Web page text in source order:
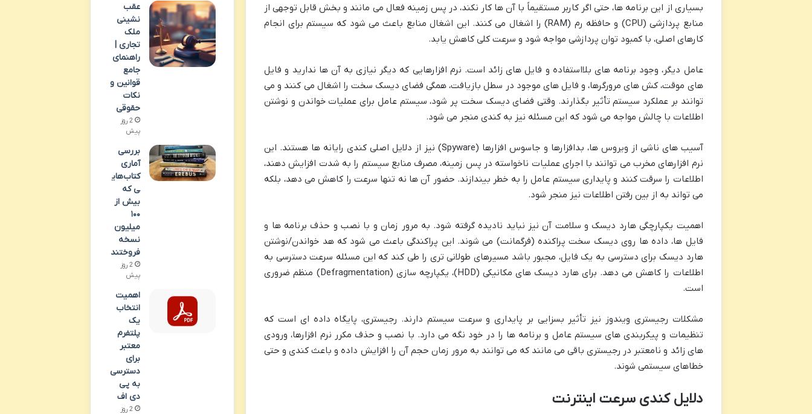
بسیاری از این برنامه ها، حتی اگر کاربر مستقیماً با آن ها کار نکند، در پس زمینه فعال می مانند و بخش قابل توجهی از
منابع پردازشی (CPU) و حافظه رم (RAM) را اشغال می کنند. این اشغال منابع باعث می شود که سیستم برای انجام
کارهای اصلی، با کمبود توان پردازشی مواجه شود و سرعت کلی کاهش یابد.
عامل دیگر، وجود برنامه های بلااستفاده و فایل های زائد است. نرم افزارهایی که دیگر نیازی به آن ها ندارید و فایل
های موقت، کش های مرورگرها، و فایل های موجود در سطل بازیافت، همگی فضای دیسک سخت را اشغال می کنند و می
توانند بر عملکرد سیستم تأثیر بگذارند. وقتی فضای دیسک سخت پر شود، سیستم عامل برای عملیات خواندن و نوشتن
اطلاعات با چالش مواجه می شود که این مسئله نیز به کندی منجر می شود.
آسیب های ناشی از ویروس ها، بدافزارها و جاسوس افزارها (Spyware) نیز از دلایل اصلی کندی رایانه ها هستند. این
نرم افزارهای مخرب می توانند با اجرای عملیات ناخواسته در پس زمینه، مصرف منابع سیستم را به شدت افزایش دهند،
اطلاعات را سرقت کنند و پایداری سیستم عامل را به خطر بیندازند. حضور آن ها نه تنها سرعت را کاهش می دهد، بلکه
می تواند به از بین رفتن اطلاعات نیز منجر شود.
اهمیت یکپارچگی هارد دیسک و سلامت آن نیز نباید نادیده گرفته شود. به مرور زمان و با نصب و حذف برنامه ها و
فایل ها، داده ها روی دیسک سخت پراکنده (فرگمانت) می شوند. این پراکندگی باعث می شود که هد خواندن/نوشتن
هارد دیسک برای دسترسی به یک فایل، مجبور باشد مسیرهای طولانی تری را طی کند که این مسئله سرعت دسترسی به
اطلاعات را کاهش می دهد. برای هارد دیسک های مکانیکی (HDD)، یکپارچه سازی (Defragmentation) منظم ضروری
است.
مشکلات رجیستری ویندوز نیز تأثیر بسزایی بر پایداری و سرعت سیستم دارند. رجیستری، پایگاه داده ای است که
تنظیمات و پیکربندی های سیستم عامل و برنامه ها را در خود نگه می دارد. با نصب و حذف مکرر نرم افزارها، ورودی
های زائد و نامعتبر در رجیستری باقی می مانند که می توانند به مرور زمان حجم آن را افزایش داده و باعث کندی و حتی
خطاهای سیستمی شوند.
دلایل کندی سرعت اینترنت
عقب
نشینی
ملک
تجاری |
راهنمای
جامع
قوانین و
نکات
حقوقی
2 روز
پیش
بررسی
آماری
کتاب‌های
ی که
بیش از
۱۰۰
میلیون
نسخه
فروختند
2 روز
پیش
اهمیت
انتخاب
یک
پلتفرم
معتبر
برای
دسترسی
به پی
دی اف
2 روز